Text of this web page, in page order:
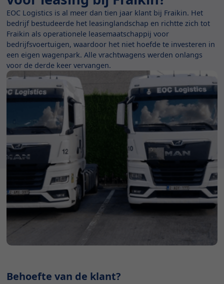
EOC Logistics is al meer dan tien jaar klant bij Fraikin. Het
bedrijf bestudeerde het leasinglandschap en richtte zich tot
Fraikin als operationele leasemaatschappij voor
bedrijfsvoertuigen, waardoor het niet hoefde te investeren in
een eigen wagenpark. Alle vrachtwagens werden onlangs
voor de derde keer vervangen.
Behoefte van de klant?